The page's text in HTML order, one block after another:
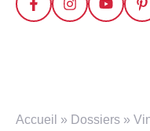
Accueil » Dossiers »